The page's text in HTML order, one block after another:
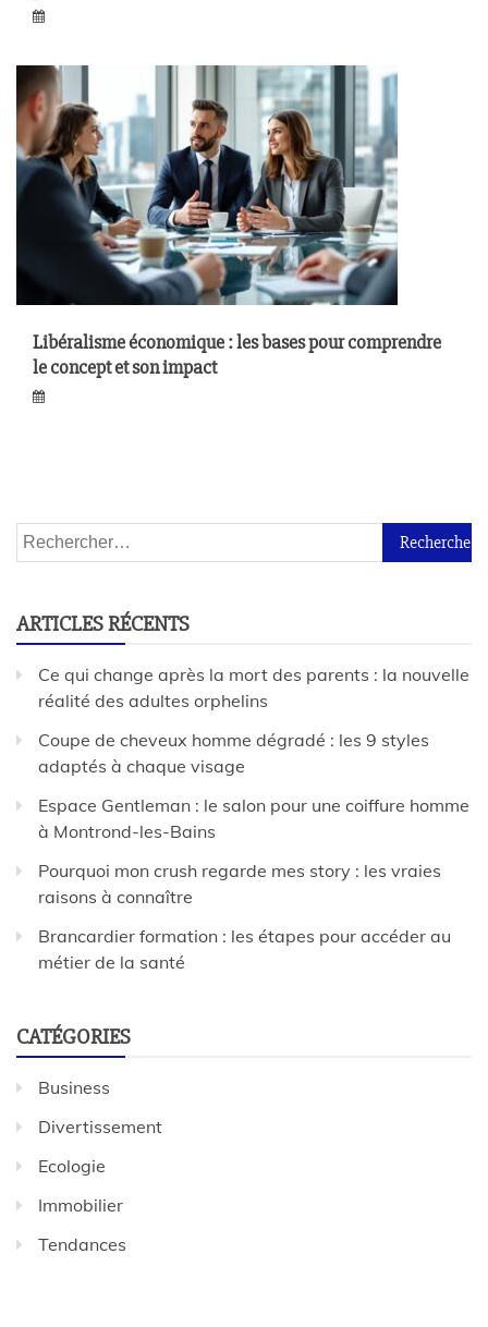
Libéralisme économique : les bases pour comprendre
le concept et son impact
ARTICLES RÉCENTS
Ce qui change après la mort des parents : la nouvelle
réalité des adultes orphelins
Coupe de cheveux homme dégradé : les 9 styles
adaptés à chaque visage
Espace Gentleman : le salon pour une coiffure homme
à Montrond-les-Bains
Pourquoi mon crush regarde mes story : les vraies
raisons à connaître
Brancardier formation : les étapes pour accéder au
métier de la santé
CATÉGORIES
Business
Divertissement
Ecologie
Immobilier
Tendances